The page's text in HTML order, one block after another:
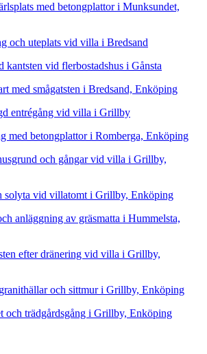
med betongplattor i Munksundet,
och uteplats vid villa i Bredsand
kantsten vid flerbostadshus i Gånsta
med smågatsten i Bredsand, Enköping
entrégång vid villa i Grillby
med betongplattor i Romberga, Enköping
och gångar vid villa i Grillby,
solyta vid villatomt i Grillby, Enköping
anläggning av gräsmatta i Hummelsta,
efter dränering vid villa i Grillby,
och sittmur i Grillby, Enköping
och trädgårdsgång i Grillby, Enköping